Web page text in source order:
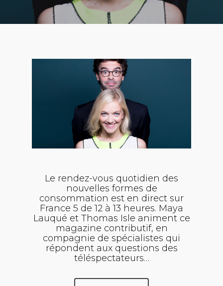
Le rendez-vous quotidien des
nouvelles formes de
consommation est en direct sur
France 5 de 12 à 13 heures. Maya
Lauqué et Thomas Isle animent ce
magazine contributif, en
compagnie de spécialistes qui
répondent aux questions des
téléspectateurs…